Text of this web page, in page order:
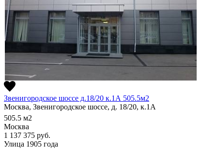
Звенигородское шоссе д.18/20 к.1А 505.5м2
Москва, Звенигородское шоссе, д. 18/20, к.1А
505.5 м2
Москва
1 137 375 руб.
Улица 1905 года